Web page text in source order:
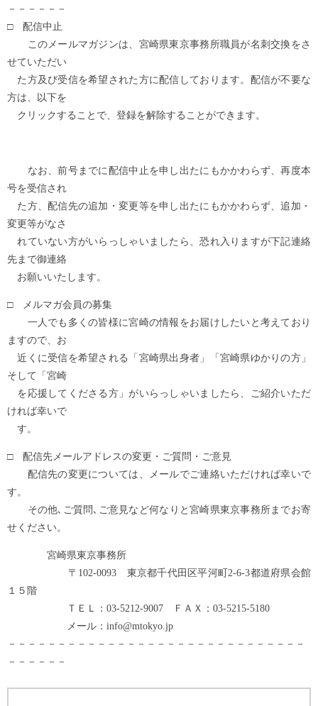
－－－－－－
□ 配信中止
このメールマガジンは、宮崎県東京事務所職員が名刺交換をさ
せていただい
た方及び受信を希望された方に配信しております。配信が不要な
方は、以下を
クリックすることで、登録を解除することができます。
なお、前号までに配信中止を申し出たにもかかわらず、再度本
号を受信され
た方、配信先の追加・変更等を申し出たにもかかわらず、追加・
変更等がなさ
れていない方がいらっしゃいましたら、恐れ入りますが下記連絡
先まで御連絡
お願いいたします。
□ メルマガ会員の募集
一人でも多くの皆様に宮崎の情報をお届けしたいと考えており
ますので、お
近くに受信を希望される「宮崎県出身者」「宮崎県ゆかりの方」
そして「宮崎
を応援してくださる方」がいらっしゃいましたら、ご紹介いただ
ければ幸いで
す。
□ 配信先メールアドレスの変更・ご質問・ご意見
配信先の変更については、メールでご連絡いただければ幸いで
す。
その他､ご質問､ご意見など何なりと宮崎県東京事務所までお寄
せください。
宮崎県東京事務所
〒102-0093 東京都千代田区平河町2-6-3都道府県会館
１５階
ＴＥＬ：03-5212-9007 ＦＡＸ：03-5215-5180
メール：info@mtokyo.jp
－－－－－－－－－－－－－－－－－－－－－－－－－－－－－－
－－－－－－